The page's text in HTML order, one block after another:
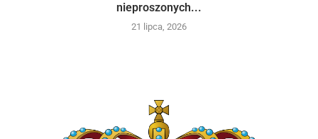
nieproszonych...
21 lipca, 2026